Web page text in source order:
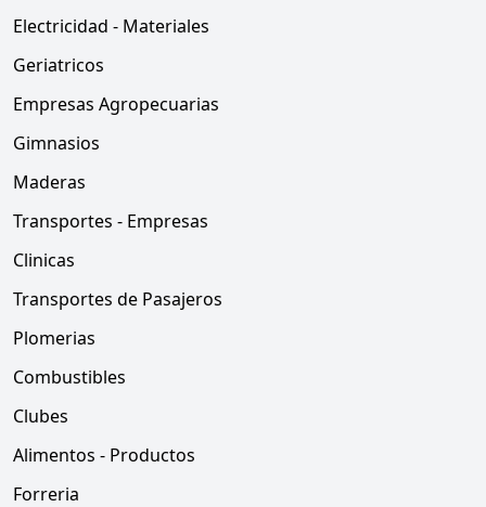
Electricidad - Materiales
Geriatricos
Empresas Agropecuarias
Gimnasios
Maderas
Transportes - Empresas
Clinicas
Transportes de Pasajeros
Plomerias
Combustibles
Clubes
Alimentos - Productos
Forreria